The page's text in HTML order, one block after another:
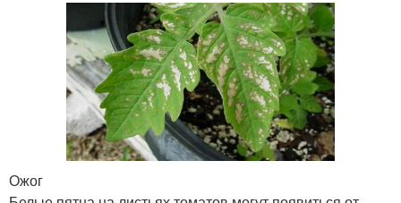
Ожог